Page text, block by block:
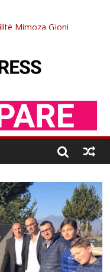
Mimoza Gjoni
i çeshtjës kombëtare